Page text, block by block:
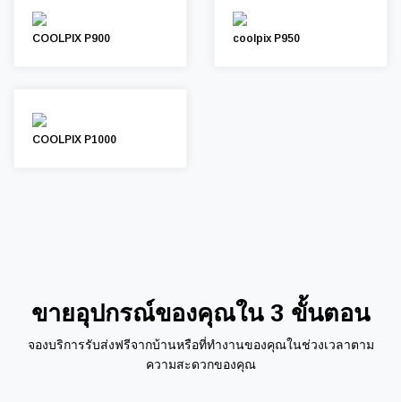
COOLPIX P900 coolpix P950
COOLPIX P1000
ขายอุปกรณ์ของคุณใน 3 ขั้นตอน
จองบริการรับส่งฟรีจากบ้านหรือที่ทำงานของคุณในช่วงเวลาตาม
ความสะดวกของคุณ